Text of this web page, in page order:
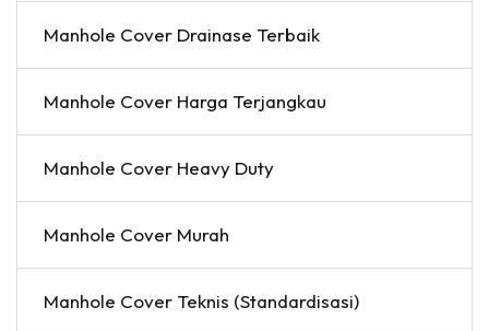
Manhole Cover Drainase Terbaik
Manhole Cover Harga Terjangkau
Manhole Cover Heavy Duty
Manhole Cover Murah
Manhole Cover Teknis (Standardisasi)